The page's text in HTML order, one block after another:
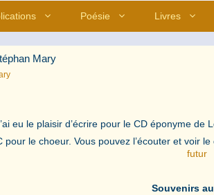
Poésie Livres
Mary
eu le plaisir d’écrire pour le CD éponyme
pour le choeur. Vous pouvez l’écouter et voir le
futur
Souvenirs